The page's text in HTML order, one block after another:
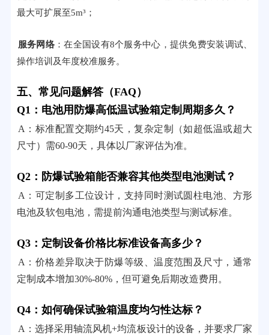
最大可扩展至5m³；
服务网络：在全国设有8个服务中心，提供免费安装调试、
操作培训及年度校准服务。
五、常见问题解答（FAQ）
Q1：电池用防爆高低温试验箱定制周期多久？
A：标准配置交期约45天，复杂定制（如超低温或超大
尺寸）需60-90天，具体以厂家评估为准。
Q2：防爆试验箱能否兼容其他类型电池测试？
A：可定制多工位设计，支持同时测试圆柱电池、方形
电池及软包电池，需提前沟通电池类型与测试标准。
Q3：定制设备价格比标准设备高多少？
A：价格差异取决于防爆等级、温度范围及尺寸，通常
定制成本增加30%-80%，但可避免后期改造费用。
Q4：如何确保试验箱温度均匀性达标？
A：选择采用轴流风机+均流板设计的设备，并要求厂家